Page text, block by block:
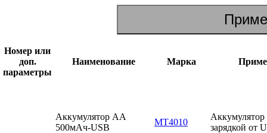
Номер или
доп.
параметры
Наименование Марка
Аккумулятор AA
500мАч-USB
MT4010
зарядкой от